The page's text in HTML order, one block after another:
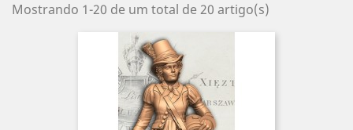
Mostrando 1-20 de um total de 20 artigo(s)